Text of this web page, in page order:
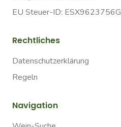
EU Steuer-ID: ESX9623756G
Rechtliches
Datenschutzerklärung
Regeln
Navigation